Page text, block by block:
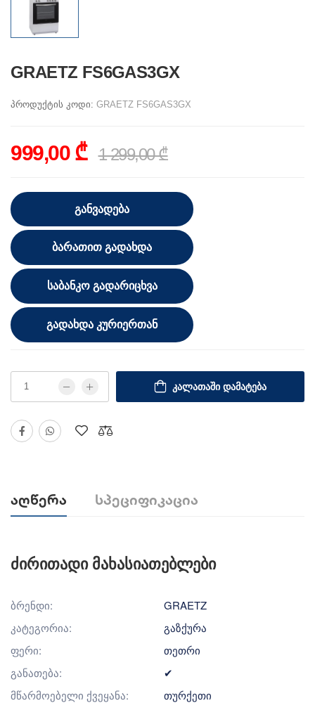
GRAETZ FS6GAS3GX
პროდუქტის კოდი: GRAETZ FS6GAS3GX
999,00 ₾ 1 299,00 ₾
ᲒᲐᲜᲕᲐᲓᲔᲑᲐ
ᲑᲐᲠᲐᲗᲘᲗ ᲒᲐᲓᲐᲮᲓᲐ
ᲡᲐᲑᲐᲜᲙᲝ ᲒᲐᲓᲐᲠᲘᲪᲮᲕᲐ
ᲒᲐᲓᲐᲮᲓᲐ ᲙᲣᲠᲘᲔᲠᲗᲐᲜ
ᲙᲐᲚᲐᲗᲐᲨᲘ ᲓᲐᲛᲐᲢᲔᲑᲐ
Აღწერა Სპეციფიკაცია
ძირითადი მახასიათებლები
ბრენდი:
GRAETZ
კატეგორია:
გაზქურა
ფერი:
თეთრი
განათება:
✔
მწარმოებელი ქვეყანა:
თურქეთი